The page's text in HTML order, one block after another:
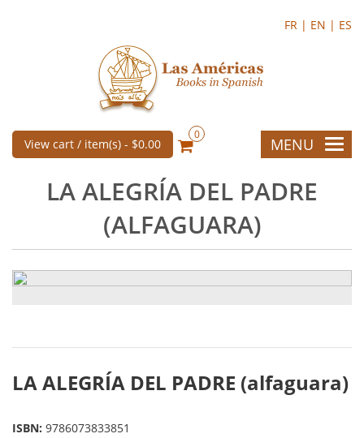
FR | EN | ES
View cart / item(s) - $0.00
0
MENU
LA ALEGRÍA DEL PADRE
(ALFAGUARA)
LA ALEGRÍA DEL PADRE (alfaguara)
ISBN: 9786073833851